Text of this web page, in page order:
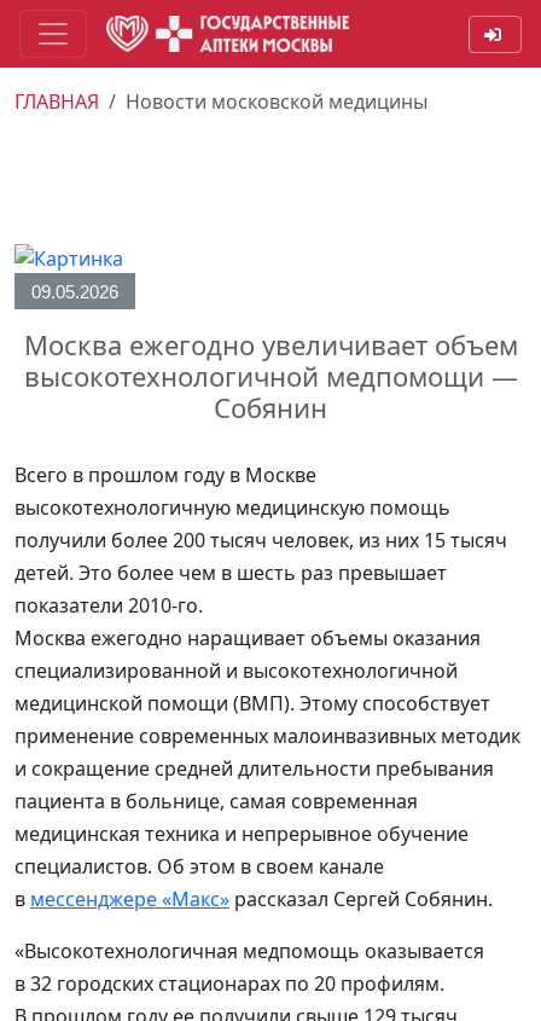
ГЛАВНАЯ Новости московской медицины
09.05.2026
Москва ежегодно увеличивает объем
высокотехнологичной медпомощи —
Собянин
Всего в прошлом году в Москве
высокотехнологичную медицинскую помощь
получили более 200 тысяч человек, из них 15 тысяч
детей. Это более чем в шесть раз превышает
показатели 2010-го.
Москва ежегодно наращивает объемы оказания
специализированной и высокотехнологичной
медицинской помощи (ВМП). Этому способствует
применение современных малоинвазивных методик
и сокращение средней длительности пребывания
пациента в больнице, самая современная
медицинская техника и непрерывное обучение
специалистов. Об этом в своем канале
в мессенджере «Макс» рассказал Сергей Собянин.
«Высокотехнологичная медпомощь оказывается
в 32 городских стационарах по 20 профилям.